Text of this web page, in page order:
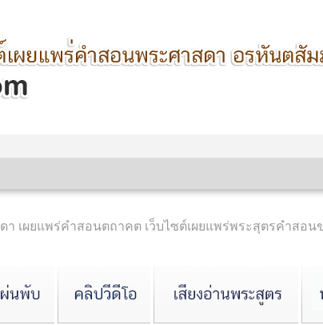
า เผยแพร่คำสอนตถาคต เว็บไซต์เผยแพร่พระสุตรคำสอ